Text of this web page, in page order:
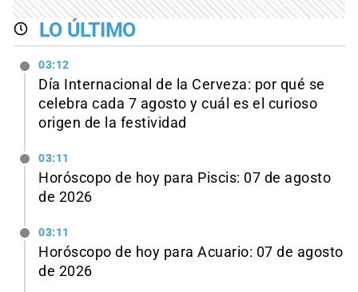
LO ÚLTIMO
03:12
Día Internacional de la Cerveza: por qué se
celebra cada 7 agosto y cuál es el curioso
origen de la festividad
03:11
Horóscopo de hoy para Piscis: 07 de agosto
de 2026
03:11
Horóscopo de hoy para Acuario: 07 de agosto
de 2026